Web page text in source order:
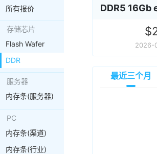
所有报价
存储芯片
Flash Wafer
DDR
服务器
内存条(服务器)
PC
内存条(渠道)
内存条(行业)
DDR5 16Gb
2026-
最近三个月